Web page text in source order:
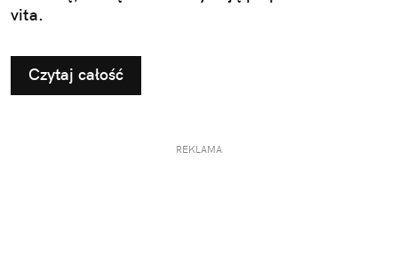
vita.
Czytaj całość
REKLAMA